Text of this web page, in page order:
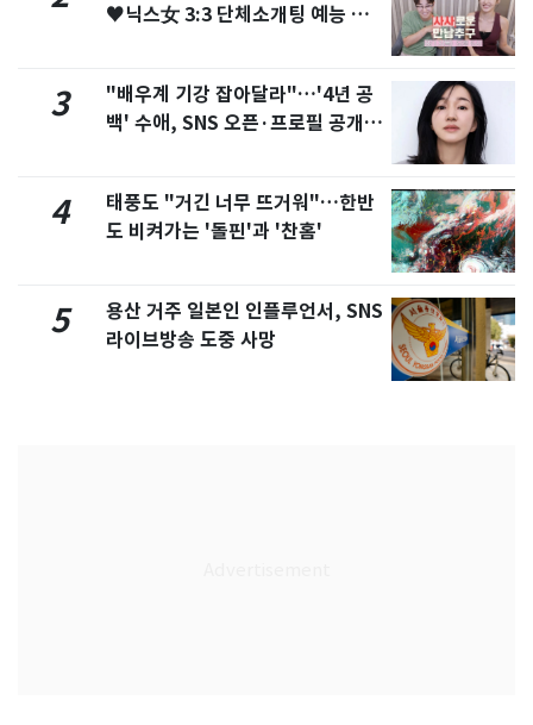
♥닉스女 3:3 단체소개팅 예능 화
3
"배우계 기강 잡아달라"…'4년 공
백' 수애, SNS 오픈·프로필 공개
4
태풍도 "거긴 너무 뜨거워"…한반
도 비켜가는 '돌핀'과 '찬홈'
5
용산 거주 일본인 인플루언서, SNS
라이브방송 도중 사망